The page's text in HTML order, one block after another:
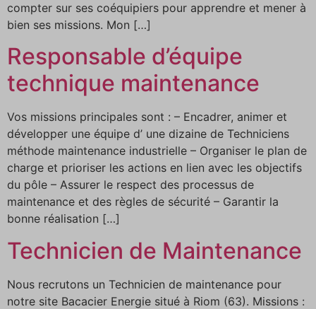
compter sur ses coéquipiers pour apprendre et mener à
bien ses missions. Mon […]
Responsable d’équipe
technique maintenance
Vos missions principales sont : – Encadrer, animer et
développer une équipe d’ une dizaine de Techniciens
méthode maintenance industrielle – Organiser le plan de
charge et prioriser les actions en lien avec les objectifs
du pôle – Assurer le respect des processus de
maintenance et des règles de sécurité – Garantir la
bonne réalisation […]
Technicien de Maintenance
Nous recrutons un Technicien de maintenance pour
notre site Bacacier Energie situé à Riom (63). Missions :